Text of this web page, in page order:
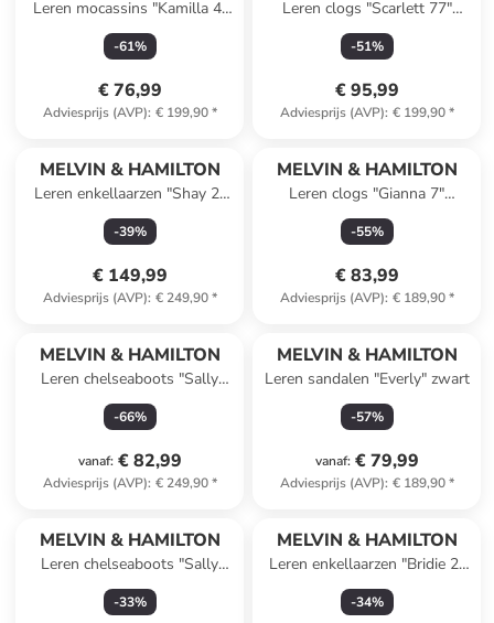
Leren mocassins "Kamilla 4"
zwart
-61%
€ 76,99
Adviesprijs (AVP): € 199,90*
Leren clogs "Scarlett 77"
donkerblauw
-51%
€ 95,99
Adviesprijs (AVP): € 199,90*
MELVIN & HAMILTON
Leren enkellaarzen "Shay 2"
zwart
-39%
€ 149,99
Adviesprijs (AVP): € 249,90*
MELVIN & HAMILTON
Leren clogs "Gianna 7"
lichtbruin
-55%
€ 83,99
Adviesprijs (AVP): € 189,90*
MELVIN & HAMILTON
Leren chelseaboots "Sally
186" lichtbruin
-66%
vanaf: € 82,99
Adviesprijs (AVP): € 249,90*
MELVIN & HAMILTON
Leren sandalen "Everly" zwart
-57%
vanaf: € 79,99
Adviesprijs (AVP): € 189,90*
MELVIN & HAMILTON
Leren chelseaboots "Sally
186" bordeaux
-33%
MELVIN & HAMILTON
Leren enkellaarzen "Bridie 2"
zwart
-34%